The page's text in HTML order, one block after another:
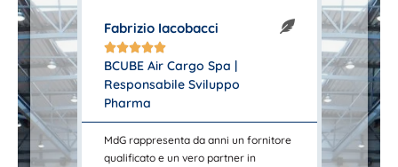
Fabrizio Iacobacci

BCUBE Air Cargo Spa |
Responsabile Sviluppo
Pharma
MdG rappresenta da anni un fornitore
qualificato e un vero partner in
Alex

In